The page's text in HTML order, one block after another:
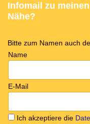
Infomail zu
Nähe?
Bitte zum Namen auch
Name
E-Mail
Ich akzeptiere die